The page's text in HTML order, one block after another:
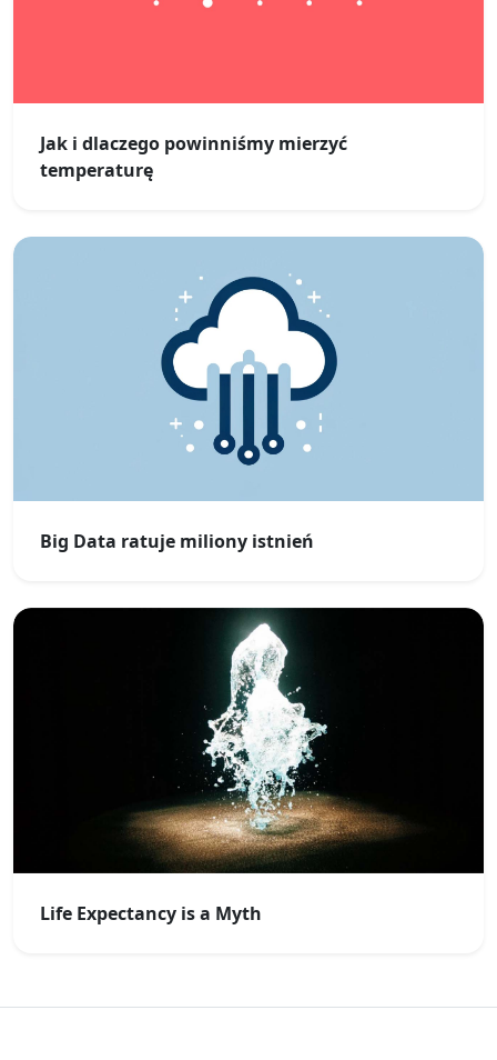
Jak i dlaczego powinniśmy mierzyć
temperaturę
Big Data ratuje miliony istnień
Life Expectancy is a Myth